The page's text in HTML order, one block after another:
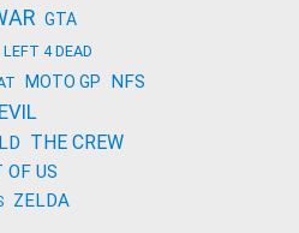
GTA
LEFT 4 DEAD
MOTO GP NFS
THE CREW
US
ZELDA